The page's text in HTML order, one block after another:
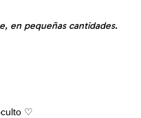
en pequeñas cantidades.
♡︎